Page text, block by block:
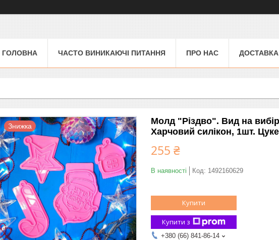
ГОЛОВНА ЧАСТО ВИНИКАЮЧІ ПИТАННЯ ПРО НАС ДОСТАВКА
Знижка
Молд "Різдво". Вид на
Харчовий силікон, 1шт.
255 ₴
В наявності Код: 1492160629
Купити
Купити з
+380 (66) 841-86-14